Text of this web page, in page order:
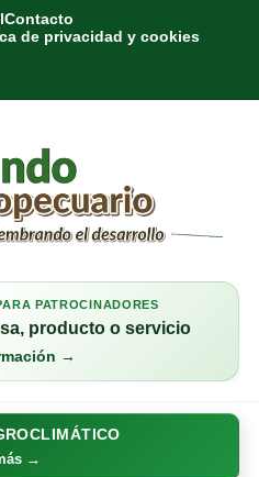
Contacto
de privacidad y cookies
PATROCINADORES
producto o servicio
→
→